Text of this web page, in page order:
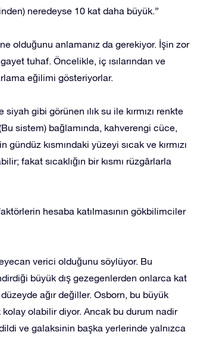
neredeyse 10 kat daha büyük.”
olduğunu anlamanız da gerekiyor. İşin zor
tuhaf. Öncelikle, iç ısılarından ve
eğilimi gösteriyorlar.
gibi görünen ılık su ile kırmızı renkte
sistem) bağlamında, kahverengi cüce,
gündüz kısmındaki yüzeyi sıcak ve kırmızı
fakat sıcaklığın bir kısmı rüzgârlarla
hesaba katılmasının gökbilimciler
verici olduğunu söylüyor. Bu
büyük dış gezegenlerden onlarca kat
ağır değiller. Osborn, bu büyük
kolay olabilir diyor. Ancak bu durum nadir
ve galaksinin başka yerlerinde yalnızca